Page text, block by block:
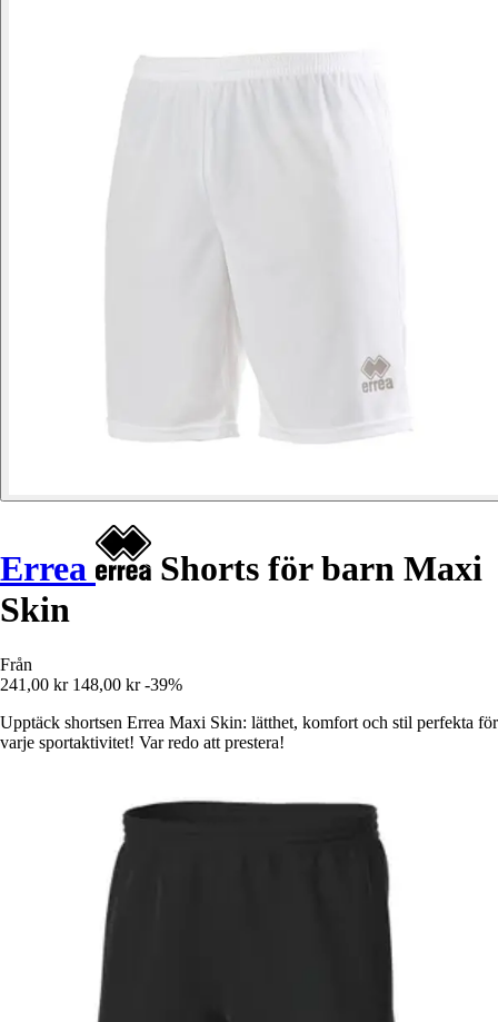
Errea
Shorts för barn Maxi
Skin
Från
241,00 kr 148,00 kr -39%
Upptäck shortsen Errea Maxi Skin: lätthet, komfort och stil perfekta för
varje sportaktivitet! Var redo att prestera!